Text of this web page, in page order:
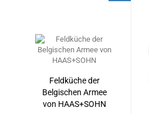
Feldküche der
Belgischen Armee
von HAAS+SOHN